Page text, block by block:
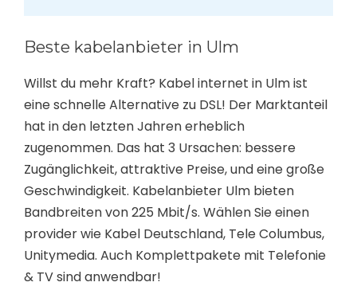
Beste kabelanbieter in Ulm
Willst du mehr Kraft? Kabel internet in Ulm ist
eine schnelle Alternative zu DSL! Der Marktanteil
hat in den letzten Jahren erheblich
zugenommen. Das hat 3 Ursachen: bessere
Zugänglichkeit, attraktive Preise, und eine große
Geschwindigkeit. Kabelanbieter Ulm bieten
Bandbreiten von 225 Mbit/s. Wählen Sie einen
provider wie Kabel Deutschland, Tele Columbus,
Unitymedia. Auch Komplettpakete mit Telefonie
& TV sind anwendbar!